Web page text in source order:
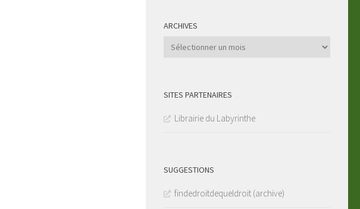
ARCHIVES
Archives
SITES PARTENAIRES
Librairie du Labyrinthe
SUGGESTIONS
findedroitdequeldroit (archive)